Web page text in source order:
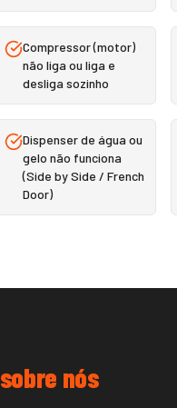
Compressor (motor)
não liga ou liga e
desliga sozinho
Dispenser de água ou
gelo não funciona
(Side by Side / French
Door)
sobre nós